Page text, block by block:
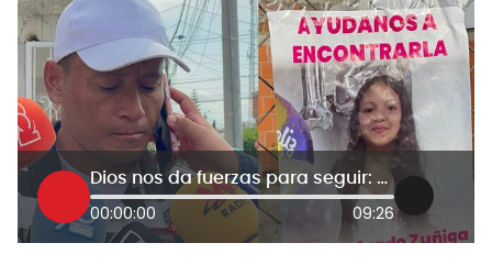
Dios nos da fuerzas para seguir: el relato de Cristian Delgado, padre de Sofía Delgado
00:00:00 09:26